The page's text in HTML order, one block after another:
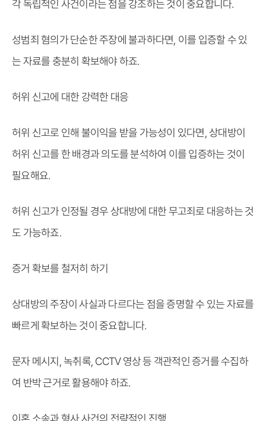
각 독립적인 사건이라는 점을 강조하는 것이 중요합니다.
성범죄 혐의가 단순한 주장에 불과하다면, 이를 입증할 수 있
는 자료를 충분히 확보해야 하죠.
허위 신고에 대한 강력한 대응
허위 신고로 인해 불이익을 받을 가능성이 있다면, 상대방이
허위 신고를 한 배경과 의도를 분석하여 이를 입증하는 것이
필요해요.
허위 신고가 인정될 경우 상대방에 대한 무고죄로 대응하는 것
도 가능하죠.
증거 확보를 철저히 하기
상대방의 주장이 사실과 다르다는 점을 증명할 수 있는 자료를
빠르게 확보하는 것이 중요합니다.
문자 메시지, 녹취록, CCTV 영상 등 객관적인 증거를 수집하
여 반박 근거로 활용해야 하죠.
이혼 소송과 형사 사건의 전략적인 진행